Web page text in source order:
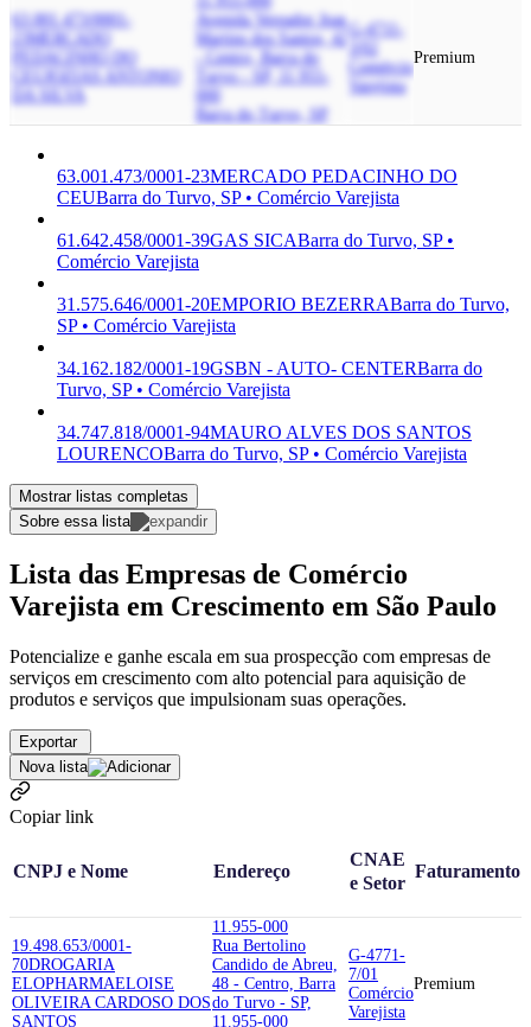
63.001.473/0001-
MERCADO
PEDACINHO DO
JOZIAS ANTONIO
DA SILVA
Avenida Vereador Joao
Martins dos Santos, 42
- Centro, Barra do
Turvo - SP, 11.955-
000
Barra do Turvo, SP
G-4711-
Comércio
Varejista
Premium
63.001.473/0001-23MERCADO PEDACINHO DO
CEUBarra do Turvo, SP • Comércio Varejista
61.642.458/0001-39GAS SICABarra do Turvo, SP •
Comércio Varejista
31.575.646/0001-20EMPORIO BEZERRABarra do Turvo,
SP • Comércio Varejista
34.162.182/0001-19GSBN - AUTO- CENTERBarra do
Turvo, SP • Comércio Varejista
34.747.818/0001-94MAURO ALVES DOS SANTOS
LOURENCOBarra do Turvo, SP • Comércio Varejista
Mostrar listas completas
Sobre essa lista
Lista das Empresas de Comércio
Varejista em Crescimento em São Paulo
Potencialize e ganhe escala em sua prospecção com empresas de
serviços em crescimento com alto potencial para aquisição de
produtos e serviços que impulsionam suas operações.
Exportar
Nova lista
Copiar link
CNPJ e Nome Endereço
CNAE
e Setor
Faturamento
19.498.653/0001-
70DROGARIA
ELOPHARMAELOISE
OLIVEIRA CARDOSO DOS
SANTOS
11.955-000
Rua Bertolino
Candido de Abreu,
48 - Centro, Barra
do Turvo - SP,
11.955-000
G-4771-
7/01
Comércio
Varejista
Premium